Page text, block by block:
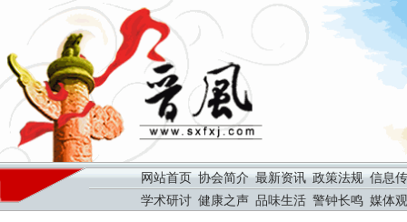
网站首页 协会简介 最新资讯 政策法规 信息
学术研讨 健康之声 品味生活 警钟长鸣 媒体